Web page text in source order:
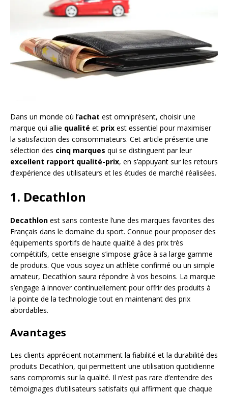
Dans un monde où l’achat est omniprésent, choisir une
marque qui allie qualité et prix est essentiel pour maximiser
la satisfaction des consommateurs. Cet article présente une
sélection des cinq marques qui se distinguent par leur
excellent rapport qualité-prix, en s’appuyant sur les retours
d’expérience des utilisateurs et les études de marché réalisées.
1. Decathlon
Decathlon est sans conteste l’une des marques favorites des
Français dans le domaine du sport. Connue pour proposer des
équipements sportifs de haute qualité à des prix très
compétitifs, cette enseigne s’impose grâce à sa large gamme
de produits. Que vous soyez un athlète confirmé ou un simple
amateur, Decathlon saura répondre à vos besoins. La marque
s’engage à innover continuellement pour offrir des produits à
la pointe de la technologie tout en maintenant des prix
abordables.
Avantages
Les clients apprécient notamment la fiabilité et la durabilité des
produits Decathlon, qui permettent une utilisation quotidienne
sans compromis sur la qualité. Il n’est pas rare d’entendre des
témoignages d’utilisateurs satisfaits qui affirment que chaque